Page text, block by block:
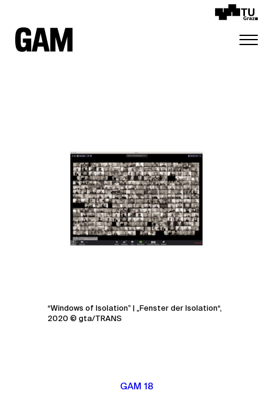
“Windows of Isolation” | „Fenster der Isolation“,
2020 © gta/TRANS
GAM 18